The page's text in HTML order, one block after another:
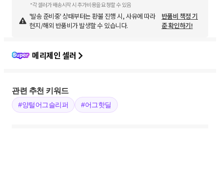
*각 셀러가 배송시작 시 추가비용을 요청할 수 있음
'발송 준비중' 상태부터는 환불 진행 시, 사유에 따라
현지/해외 반품비가 발생할 수 있습니다.
반품비 책정 기
준 확인하기!
메리제인 셀러
관련 추천 키워드
#양털어그슬리퍼 #어그핫딜